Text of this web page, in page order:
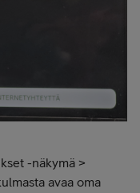
-näkymä >
avaa oma